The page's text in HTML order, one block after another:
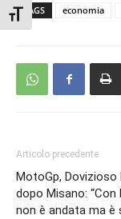
Attiva/disattiva
TAGS economia
Articolo precedente
MotoGp, Dovizioso
dopo Misano: “Con
non è andata ma è